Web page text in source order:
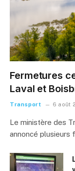
Fermetures
Laval et
Transport 6 août
Le ministère des
annoncé plusieurs